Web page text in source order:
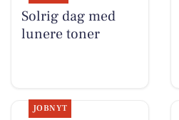
Solrig dag med
lunere toner
JOBNYT